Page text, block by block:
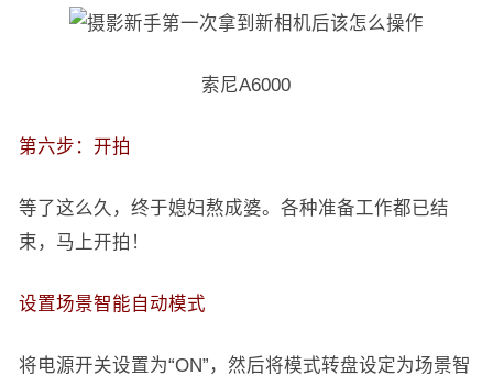
索尼A6000
第六步：开拍
等了这么久，终于媳妇熬成婆。各种准备工作都已结
束，马上开拍！
设置场景智能自动模式
将电源开关设置为“ON”，然后将模式转盘设定为场景智